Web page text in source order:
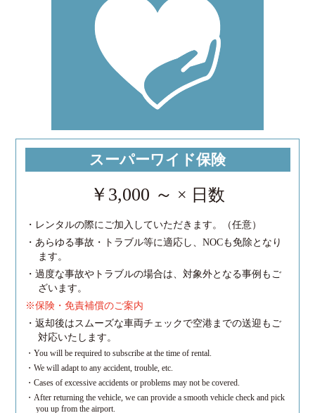
スーパーワイド保険
￥3,000 ～ × 日数
・レンタルの際にご加入していただきます。（任意）
・あらゆる事故・トラブル等に適応し、NOCも免除となり
ます。
・過度な事故やトラブルの場合は、対象外となる事例もご
ざいます。
※保険・免責補償のご案内
・返却後はスムーズな車両チェックで空港までの送迎もご
対応いたします。
・You will be required to subscribe at the time of rental.
・We will adapt to any accident, trouble, etc.
・Cases of excessive accidents or problems may not be covered.
・After returning the vehicle, we can provide a smooth vehicle check and pick
you up from the airport.